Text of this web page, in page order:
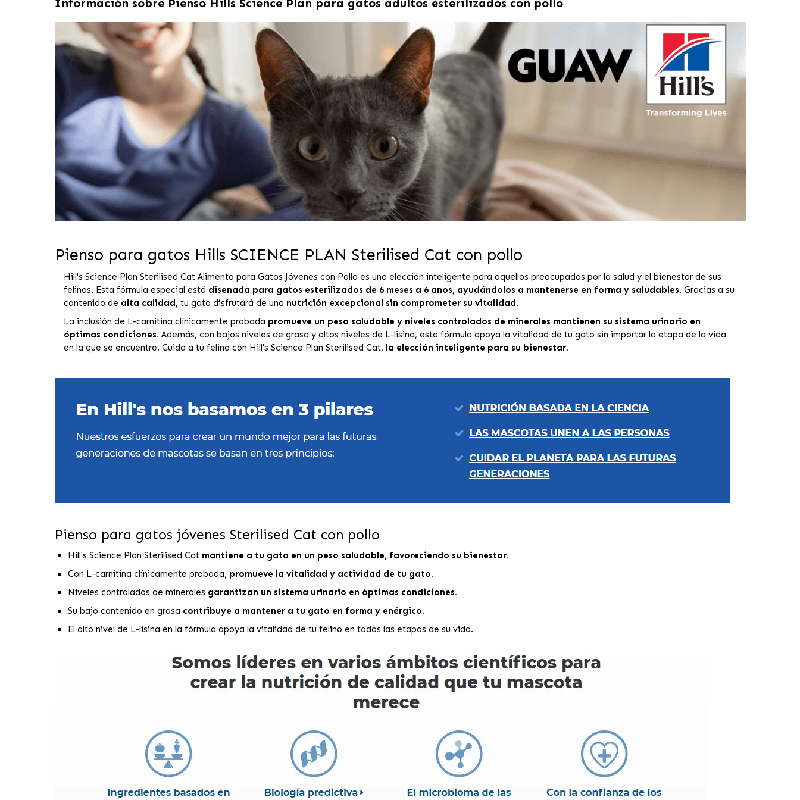
Información sobre Pienso Hills Science Plan para gatos adultos esterilizados con pollo
Pienso para gatos Hills SCIENCE PLAN Sterilised Cat con pollo
Hill's Science Plan Sterilised Cat Alimento para Gatos Jóvenes con Pollo es una elección inteligente para aquellos preocupados por la salud y el bienestar de sus
felinos. Esta fórmula especial está diseñada para gatos esterilizados de 6 meses a 6 años, ayudándolos a mantenerse en forma y saludables. Gracias a su
contenido de alta calidad, tu gato disfrutará de una nutrición excepcional sin comprometer su vitalidad.
La inclusión de L-carnitina clínicamente probada promueve un peso saludable y niveles controlados de minerales mantienen su sistema urinario en
óptimas condiciones. Además, con bajos niveles de grasa y altos niveles de L-lisina, esta fórmula apoya la vitalidad de tu gato sin importar la etapa de la vida
en la que se encuentre. Cuida a tu felino con Hill's Science Plan Sterilised Cat, la elección inteligente para su bienestar.
Pienso para gatos jóvenes Sterilised Cat con pollo
Hill's Science Plan Sterilised Cat mantiene a tu gato en un peso saludable, favoreciendo su bienestar.
Con L-carnitina clínicamente probada, promueve la vitalidad y actividad de tu gato.
Niveles controlados de minerales garantizan un sistema urinario en óptimas condiciones.
Su bajo contenido en grasa contribuye a mantener a tu gato en forma y enérgico.
El alto nivel de L-lisina en la fórmula apoya la vitalidad de tu felino en todas las etapas de su vida.